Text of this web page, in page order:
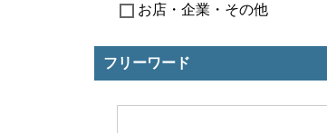
お店・企業・その他
フリーワード